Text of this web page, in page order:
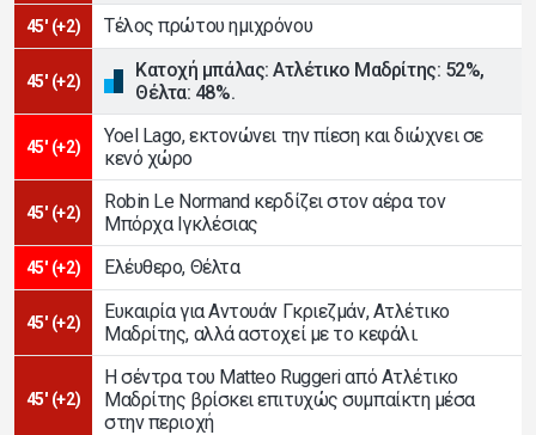
45' (+2) Τέλος πρώτου ημιχρόνου
45' (+2)
Κατοχή μπάλας: Ατλέτικο Μαδρίτης: 52%,
Θέλτα: 48%.
45' (+2)
Yoel Lago, εκτονώνει την πίεση και διώχνει σε
κενό χώρο
45' (+2)
Robin Le Normand κερδίζει στον αέρα τον
Μπόρχα Ιγκλέσιας
45' (+2) Ελέυθερο, Θέλτα
45' (+2)
Ευκαιρία για Αντουάν Γκριεζμάν, Ατλέτικο
Μαδρίτης, αλλά αστοχεί με το κεφάλι.
45' (+2)
Η σέντρα του Matteo Ruggeri από Ατλέτικο
Μαδρίτης βρίσκει επιτυχώς συμπαίκτη μέσα
στην περιοχή